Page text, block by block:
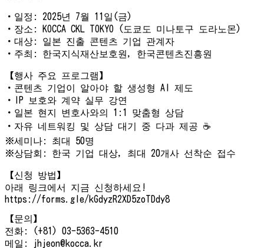
・일정: 2025년 7월 11일(금)
・장소: KOCCA CKL TOKYO (도쿄도 미나토구 도라노몬)
・대상: 일본 진출 콘텐츠 기업 관계자
・주최: 한국지식재산보호원, 한국콘텐츠진흥원
【행사 주요 프로그램】
・콘텐츠 기업이 알아야 할 생성형 AI 제도
・IP 보호와 계약 실무 강연
・일본 현지 변호사와의 1:1 맞춤형 상담
・자유 네트워킹 및 상담 대기 중 다과 제공 ☕
※세미나: 최대 50명
※상담회: 한국 기업 대상, 최대 20개사 선착순 접수
【신청 방법】
아래 링크에서 지금 신청하세요!
https://forms.gle/kGdyzR2XD5zoTDdy8
【문의】
전화: (+81) 03-5363-4510
메일: jhjeon@kocca.kr